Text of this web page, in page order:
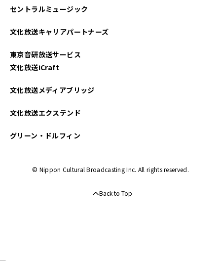
セントラルミュージック
文化放送キャリアパートナーズ
東京音研放送サービス
文化放送iCraft
文化放送メディアブリッジ
文化放送エクステンド
グリーン・ドルフィン
© Nippon Cultural Broadcasting Inc. All rights reserved.
Back to Top